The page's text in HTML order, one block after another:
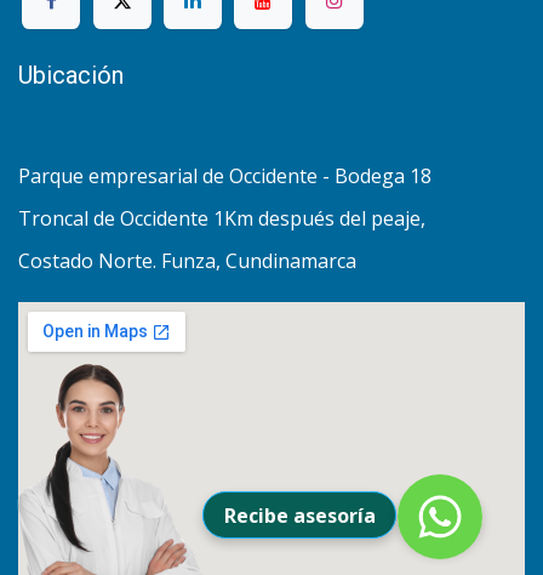
Ubicación
Parque empresarial de Occidente - Bodega 18
Troncal de Occidente 1Km después del peaje,
Costado Norte. Funza, Cundinamarca
Recibe asesoría